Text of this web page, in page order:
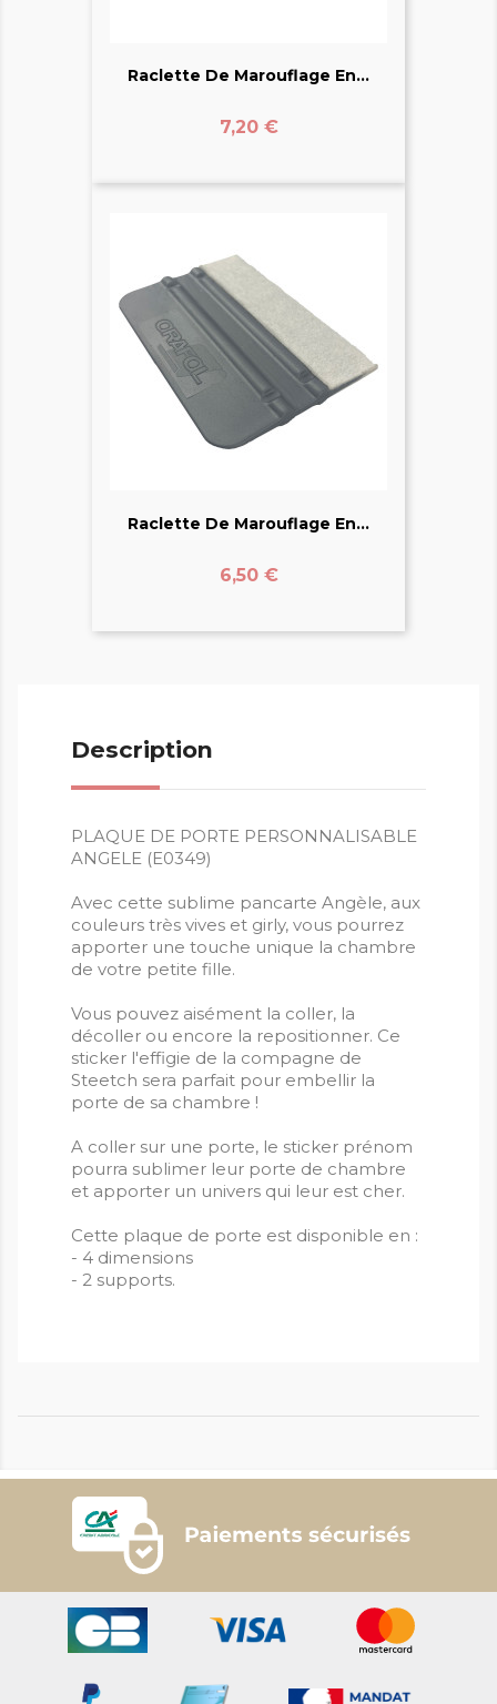
Raclette De Marouflage En...
Prix
7,20 €
Raclette De Marouflage En...
Prix
6,50 €
Description
PLAQUE DE PORTE PERSONNALISABLE
ANGELE (E0349)
Avec cette sublime pancarte Angèle, aux
couleurs très vives et girly, vous pourrez
apporter une touche unique la chambre
de votre petite fille.
Vous pouvez aisément la coller, la
décoller ou encore la repositionner. Ce
sticker l'effigie de la compagne de
Steetch sera parfait pour embellir la
porte de sa chambre !
A coller sur une porte, le sticker prénom
pourra sublimer leur porte de chambre
et apporter un univers qui leur est cher.
Cette plaque de porte est disponible en :
- 4 dimensions
- 2 supports.